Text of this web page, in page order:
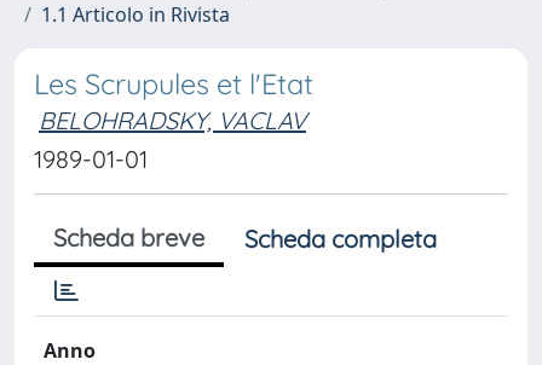
1.1 Articolo in Rivista
Les Scrupules et l'Etat
BELOHRADSKY, VACLAV
1989-01-01
Scheda breve Scheda completa
Anno